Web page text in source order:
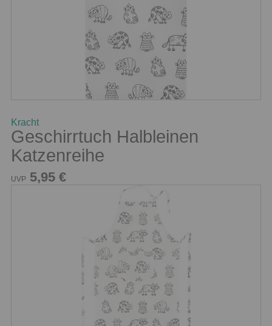
Kracht
Geschirrtuch Halbleinen
Katzenreihe
UVP 5,95 €